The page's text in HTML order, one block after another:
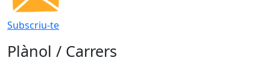
Subscriu-te
Plànol / Carrers